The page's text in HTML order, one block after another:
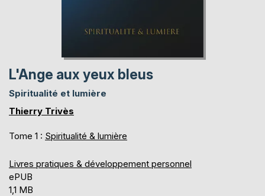
L'Ange aux yeux bleus
Spiritualité et lumière
Thierry Trivès
Tome 1 : Spiritualité & lumière
Livres pratiques & développement personnel
ePUB
1,1 MB